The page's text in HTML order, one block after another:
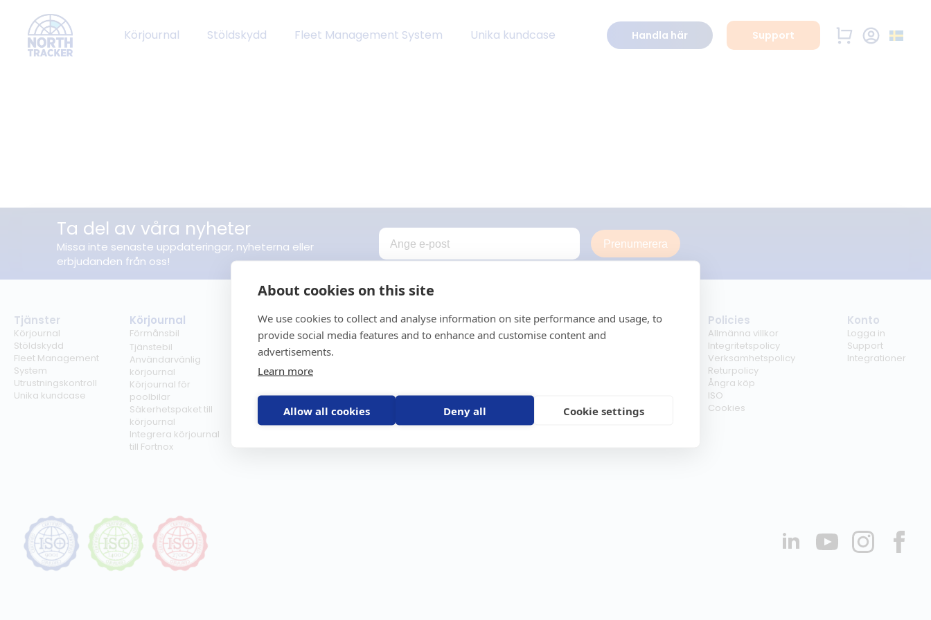
About cookies on this site
We use cookies to collect and analyse information on site performance and usage, to
provide social media features and to enhance and customise content and
advertisements.
Learn more
Allow all cookies Deny all Cookie settings
Körjournal Stöldskydd Fleet Management System Unika kundcase Handla här Support
Ta del av våra nyheter
Missa inte senaste uppdateringar, nyheterna eller
erbjudanden från oss!
Prenumerera
Tjänster
Körjournal
Stöldskydd
Fleet Management
System
Utrustningskontroll
Unika kundcase
Körjournal
Förmånsbil
Tjänstebil
Användarvänlig
körjournal
Körjournal för
poolbilar
Säkerhetspaket till
körjournal
Integrera körjournal
till Fortnox
Regelverk
Milersättning
Regler för tjänstebil
Regler för
förmånsbil
GPS-trackers
Scout 2.0
Stöldskydd
Båt
Åkgräsklippare
Moped
Vattenskoter
Företag
Om oss
Policies
Allmänna villkor
Integritetspolicy
Verksamhetspolicy
Returpolicy
Ångra köp
ISO
Cookies
Konto
Logga in
Support
Integrationer